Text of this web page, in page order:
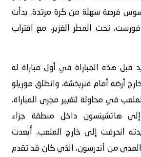
فرصة سهلة من كرة مرتدة. بدأت
تحت المطر الغزير، مع اقتراب
قبل هذه المباراة في أول مباراة له
بنتيجة 3-0 خارج أرضه أمام فنربخشة، وانطلق موريلو
في محاولة لتغيير مجرى المباراة،
إلى هاتشينسون داخل منطقة جزاء
انحرفت إلى خارج الملعب. أُبعدت
المدى من أندرسون، الذي كان قد تقدم